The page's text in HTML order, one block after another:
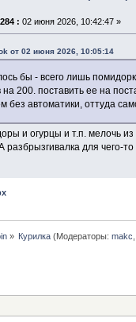
: 02 июня 2026, 10:42:47 »
от 02 июня 2026, 10:05:14
бы - всего лишь
на 200. поставить ее на
без автоматики, оттуда
и огурцы и т.п. мелочь
разбрызгивалка для чего-
» Курилка(Модераторы: makc